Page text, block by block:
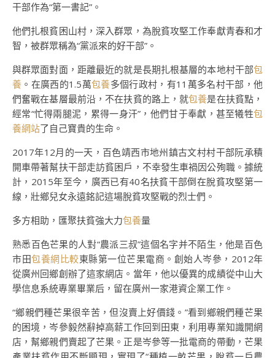
干部作為“第一書記”。
他們扎根貧困山村，深入群眾，為脫貧攻堅工作奉獻青春和才
智，被群眾稱為“黨派來的好干部”。
與群眾面對面，距離最近的就是長期扎根基層的本地村干部包
養 。在廣西的1.5萬包養多個行政村，有11萬多名村干部，他
們奮戰在基層最前沿，不在扶貧的路上，就包養是在扶貧點，
經常“忙得兩腿泥，累得一身汗”，他們甘于奉獻，甚至犧牲包
養網站了自己寶貴的生命。
2017年12月的一天，百色靖西市地州鎮古文村村干部阮承積
開車帶著幫扶干部走訪貧困戶，不幸發生車禍因公殉職。據統
計，2015年至今，廣西已有40名扶貧干部倒在脫貧攻堅第一
線，壯鄉兒女永遠銘記這場脫貧攻堅戰的烈士們。
多方相助，匯聚扶貧強大力包養量
熟悉百色芒果的人對“農派三叔”這個名字并不陌生，他是百色
市田包養網比較東縣第一位芒果電商。創始人岑參，2012年
從廣州回鄉創辦了這家網店。當年，他以優異的成績從中山大
學信息系統專業畢業后，留在廣州一家港資企業工作。
“鄉親們種芒果很辛苦，但沒賣上好價錢。”看到鄉親們種芒果
的困境，岑參毅然辭掉高薪工作回到田東，利用專業知識開網
店，幫鄉親們賣起了芒果。正是岑參等一批電商的帶動，芒果